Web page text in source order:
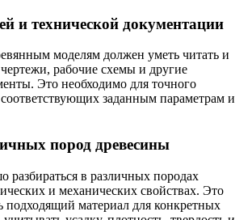
и технической документации
моделям должен уметь читать и
рабочие схемы и другие
Это необходимо для точного
заданным параметрам и
пород древесины
разбираться в различных породах
и механических свойствах. Это
подходящий материал для конкретных